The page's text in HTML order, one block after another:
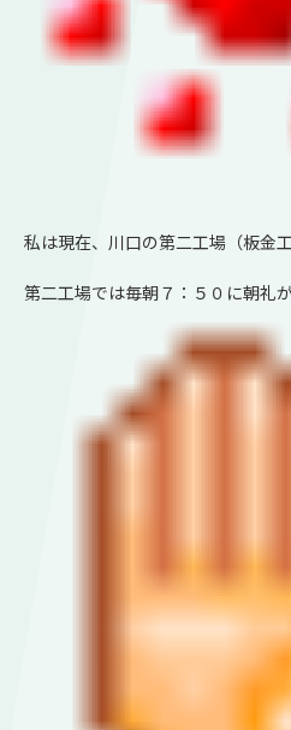
私は現在、川口の第二工場（板金
第二工場では毎朝７：５０に朝礼